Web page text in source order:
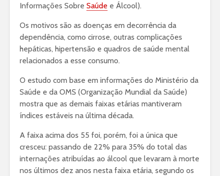
Informações Sobre Saúde e Álcool).
Os motivos são as doenças em decorrência da
dependência, como cirrose, outras complicações
hepáticas, hipertensão e quadros de saúde mental
relacionados a esse consumo.
O estudo com base em informações do Ministério da
Saúde e da OMS (Organização Mundial da Saúde)
mostra que as demais faixas etárias mantiveram
índices estáveis na última década.
A faixa acima dos 55 foi, porém, foi a única que
cresceu: passando de 22% para 35% do total das
internações atribuídas ao álcool que levaram à morte
nos últimos dez anos nesta faixa etária, segundo os